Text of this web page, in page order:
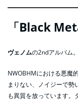
「Black
ヴェノムの2ndアルバム。
NWOBHMにおける悪魔
まりない、ノイジーで
も異質を放っています